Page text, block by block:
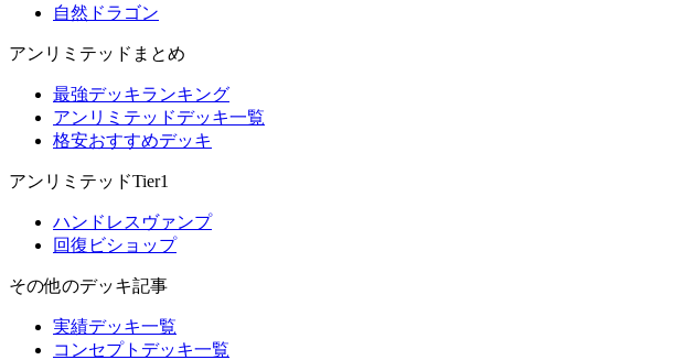
自然ドラゴン
アンリミテッドまとめ
最強デッキランキング
アンリミテッドデッキ一覧
格安おすすめデッキ
アンリミテッドTier1
ハンドレスヴァンプ
回復ビショップ
その他のデッキ記事
実績デッキ一覧
コンセプトデッキ一覧